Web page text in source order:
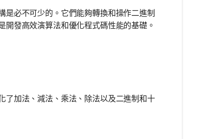
必不可少的。它們能夠轉換和操作二進制
發高效演算法和優化程式碼性能的基礎。
了加法、減法、乘法、除法以及二進制和十